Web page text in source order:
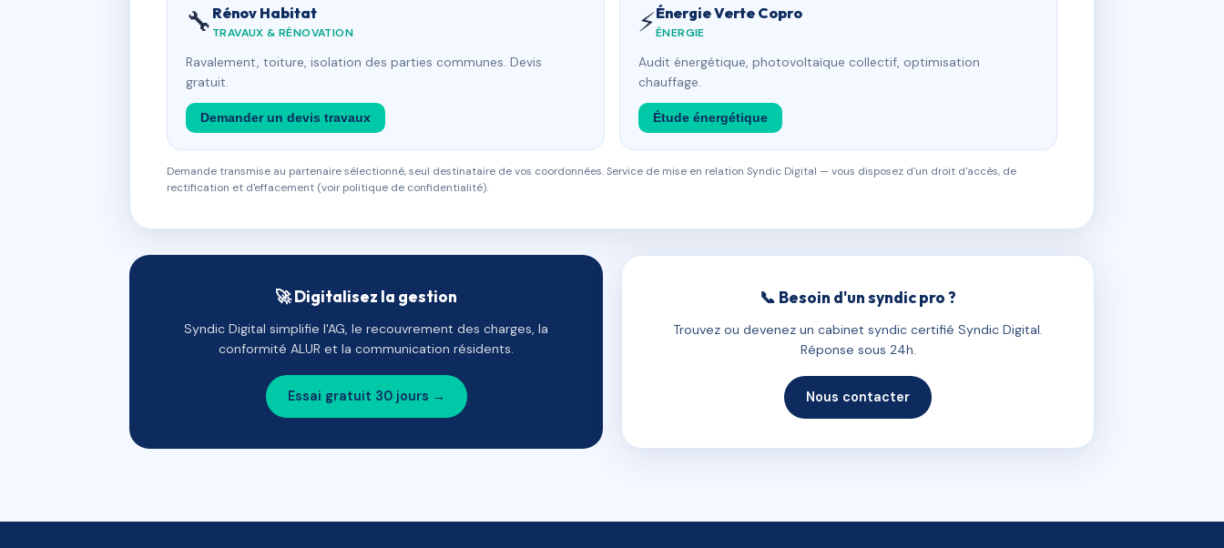
🔧 Rénov Habitat
TRAVAUX & RÉNOVATION
Ravalement, toiture, isolation des parties communes. Devis
gratuit.
Demander un devis travaux
⚡Énergie Verte Copro
ÉNERGIE
Audit énergétique, photovoltaïque collectif, optimisation
chauffage.
Étude énergétique
Demande transmise au partenaire sélectionné, seul destinataire de vos coordonnées. Service de mise en relation Syndic Digital — vous disposez d'un droit d'accès, de
rectification et d'effacement (voir politique de confidentialité).
🚀 Digitalisez la gestion
Syndic Digital simplifie l'AG, le recouvrement des charges, la
conformité ALUR et la communication résidents.
Essai gratuit 30 jours →
📞 Besoin d'un syndic pro ?
Trouvez ou devenez un cabinet syndic certifié Syndic Digital.
Réponse sous 24h.
Nous contacter